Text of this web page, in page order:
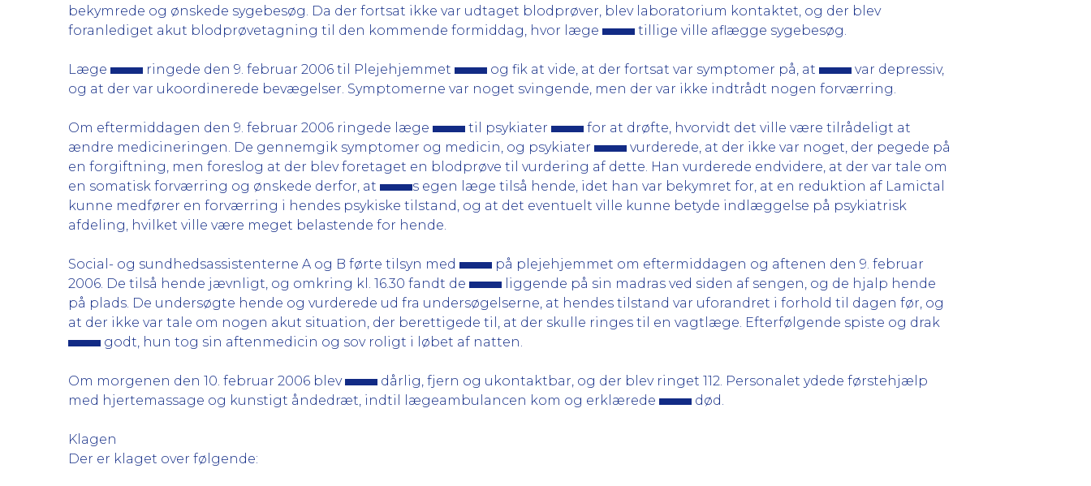
bekymrede og ønskede sygebesøg. Da der fortsat ikke var udtaget blodprøver, blev laboratorium kontaktet, og der blev
foranlediget akut blodprøvetagning til den kommende formiddag, hvor læge
tillige ville aflægge sygebesøg.
Læge ringede den 9. februar 2006 til Plejehjemmet og fik at vide, at der fortsat var symptomer på, at
var depressiv,
og at der var ukoordinerede bevægelser. Symptomerne var noget svingende, men der var ikke indtrådt nogen forværring.
Om eftermiddagen den 9. februar 2006 ringede læge til psykiater
for at drøfte, hvorvidt det ville være tilrådeligt at
ændre medicineringen. De gennemgik symptomer og medicin, og psykiater
vurderede, at der ikke var noget, der pegede på
en forgiftning, men foreslog at der blev foretaget en blodprøve til vurdering af dette. Han vurderede endvidere, at der var tale om
en somatisk forværring og ønskede derfor, at
s egen læge tilså hende, idet han var bekymret for, at en reduktion af Lamictal
kunne medfører en forværring i hendes psykiske tilstand, og at det eventuelt ville kunne betyde indlæggelse på psykiatrisk
afdeling, hvilket ville være meget belastende for hende.
Social- og sundhedsassistenterne A og B førte tilsyn med
på plejehjemmet om eftermiddagen og aftenen den 9. februar
2006. De tilså hende jævnligt, og omkring kl. 16.30 fandt de
liggende på sin madras ved siden af sengen, og de hjalp hende
på plads. De undersøgte hende og vurderede ud fra undersøgelserne, at hendes tilstand var uforandret i forhold til dagen før, og
at der ikke var tale om nogen akut situation, der berettigede til, at der skulle ringes til en vagtlæge. Efterfølgende spiste og drak
godt, hun tog sin aftenmedicin og sov roligt i løbet af natten.
Om morgenen den 10. februar 2006 blev
dårlig, fjern og ukontaktbar, og der blev ringet 112. Personalet ydede førstehjælp
med hjertemassage og kunstigt åndedræt, indtil lægeambulancen kom og erklærede
død.
Klagen
Der er klaget over følgende: